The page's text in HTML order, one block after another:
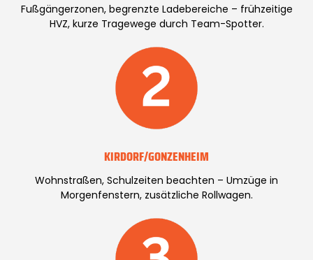
Fußgängerzonen, begrenzte Ladebereiche – frühzeitige
HVZ, kurze Tragewege durch Team-Spotter.
KIRDORF/GONZENHEIM
Wohnstraßen, Schulzeiten beachten – Umzüge in
Morgenfenstern, zusätzliche Rollwagen.